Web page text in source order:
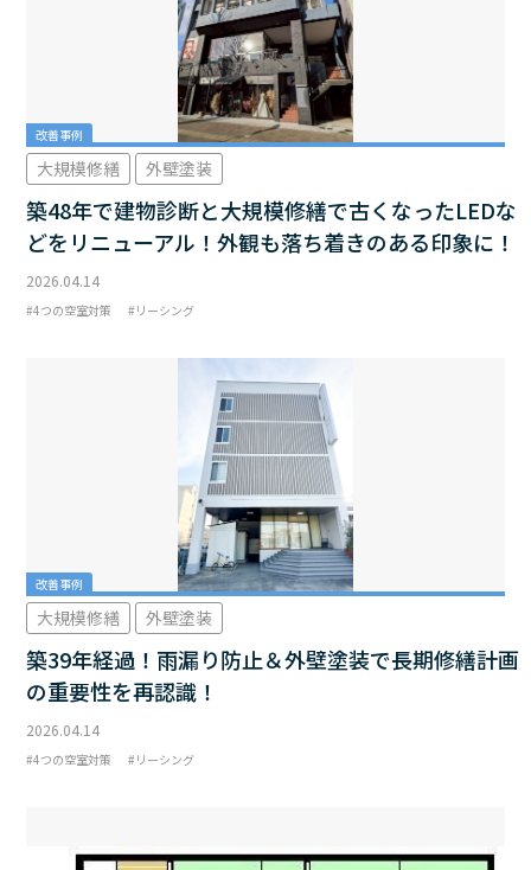
改善事例
大規模修繕 外壁塗装
築48年で建物診断と大規模修繕で古くなったLEDな
どをリニューアル！外観も落ち着きのある印象に！
2026.04.14
4つの空室対策 リーシング
改善事例
大規模修繕 外壁塗装
築39年経過！雨漏り防止＆外壁塗装で長期修繕計画
の重要性を再認識！
2026.04.14
4つの空室対策 リーシング